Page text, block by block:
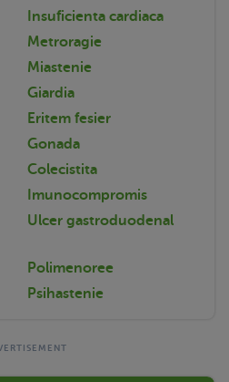
Insuficienta cardiaca
Metroragie
Miastenie
Giardia
Eritem fesier
Gonada
Colecistita
Imunocompromis
Ulcer gastroduodenal
Polimenoree
Psihastenie